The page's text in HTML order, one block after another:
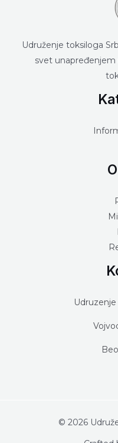
Udruženje toksiloga
svet
© 2026